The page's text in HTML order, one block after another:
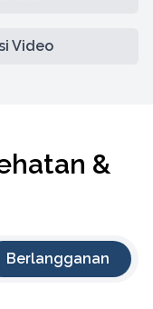
Video
&
Berlangganan